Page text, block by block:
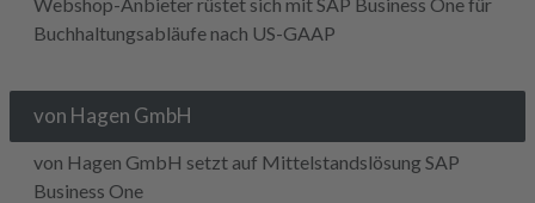
Buchhaltungsabläufe nach US-GAAP
von Hagen GmbH
von Hagen GmbH setzt auf Mittelstandslösung SAP
Business One